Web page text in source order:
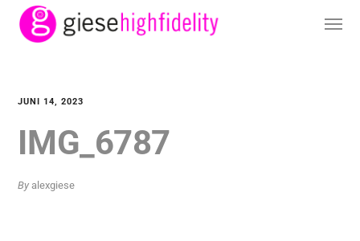
JUNI 14, 2023
IMG_6787
Byalexgiese